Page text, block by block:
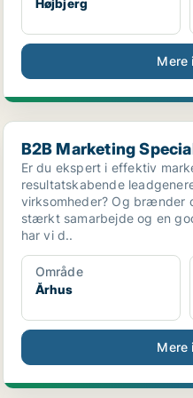
Højbjerg
Mere
B2B Marketing Specialist
B2B Marketing
Er du ekspert i effektiv
resultatskabende
virksomheder? Og brænder
stærkt samarbejde og en
har vi d..
Område
Århus
Mere